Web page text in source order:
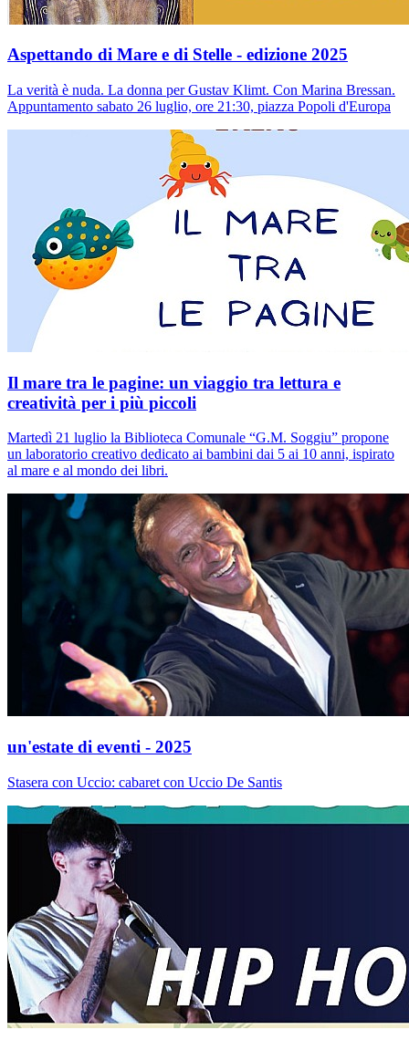
Aspettando di Mare e di Stelle - edizione 2025
La verità è nuda. La donna per Gustav Klimt. Con Marina Bressan.
Appuntamento sabato 26 luglio, ore 21:30, piazza Popoli d'Europa
Il mare tra le pagine: un viaggio tra lettura e
creatività per i più piccoli
Martedì 21 luglio la Biblioteca Comunale “G.M. Soggiu” propone
un laboratorio creativo dedicato ai bambini dai 5 ai 10 anni, ispirato
al mare e al mondo dei libri.
un'estate di eventi - 2025
Stasera con Uccio: cabaret con Uccio De Santis